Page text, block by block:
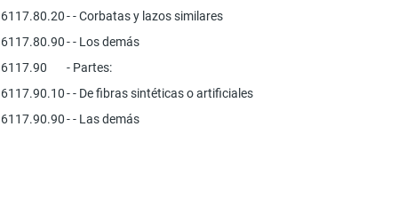
6117.80.20- - Corbatas y lazos similares
6117.80.90- - Los demás
6117.90
- Partes:
6117.90.10- - De fibras sintéticas o artificiales
6117.90.90- - Las demás